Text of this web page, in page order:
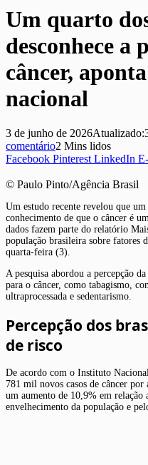
Um quarto
desconhece a
câncer,
nacional
3 de junho de 2026Atualizado:
comentário2 Mins lidos
Facebook Pinterest LinkedIn
© Paulo Pinto/Agência Brasil
Um estudo recente revelou que
conhecimento de que o câncer é
dados fazem parte do relatório
população brasileira sobre fatores
quarta-feira (3).
A pesquisa abordou a percepção
para o câncer, como tabagismo,
ultraprocessada e sedentarismo.
Percepção dos
de risco
De acordo com o Instituto
781 mil novos casos de câncer
um aumento de 10,9% em
envelhecimento da população e